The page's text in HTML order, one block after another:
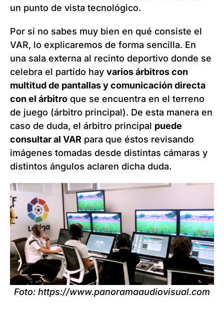
un punto de vista tecnológico.
Por si no sabes muy bien en qué consiste el
VAR, lo explicaremos de forma sencilla. En
una sala externa al recinto deportivo donde se
celebra el partido hay varios árbitros con
multitud de pantallas y comunicación directa
con el árbitro que se encuentra en el terreno
de juego (árbitro principal). De esta manera en
caso de duda, el árbitro principal puede
consultar al VAR para que éstos revisando
imágenes tomadas desde distintas cámaras y
distintos ángulos aclaren dicha duda.
Foto: https://www.panoramaaudiovisual.com